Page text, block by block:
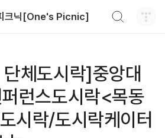
크닉[One's Picnic]
체도시락]중앙대
런스도시락<목동
시락/도시락케이터